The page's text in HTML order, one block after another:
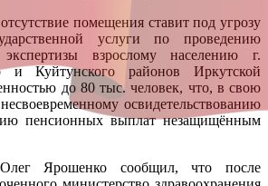
помещения ставит под угрозу
услуги по проведению
экспертизы взрослому населению г.
и Куйтунского районов Иркутской
до 80 тыс. человек, что, в свою
освидетельствованию
пенсионных выплат незащищённым
Ярошенко сообщил, что после